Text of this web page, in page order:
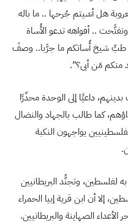
هل أسَيتم جُرحها .. ما باله
.. أفواهه تدعو الأُساة
من طبِّ شيخ أُساتكم ما جرَّبا.. وصفَ
منكم مَن أبى؟”.
داعيًا إلى الوحدة محذّرًا
كما طالب بالجهاد والنضال
يواجهون النكبة
لفلسطين، وتجنُّد البريطانيين
إلا أن ابن قرية إبيا الحمراء
الصهاينة والبريطانيين.